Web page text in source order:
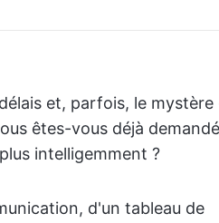
et, parfois, le mystère
êtes-vous déjà demandé
intelligemment ?
d'un tableau de